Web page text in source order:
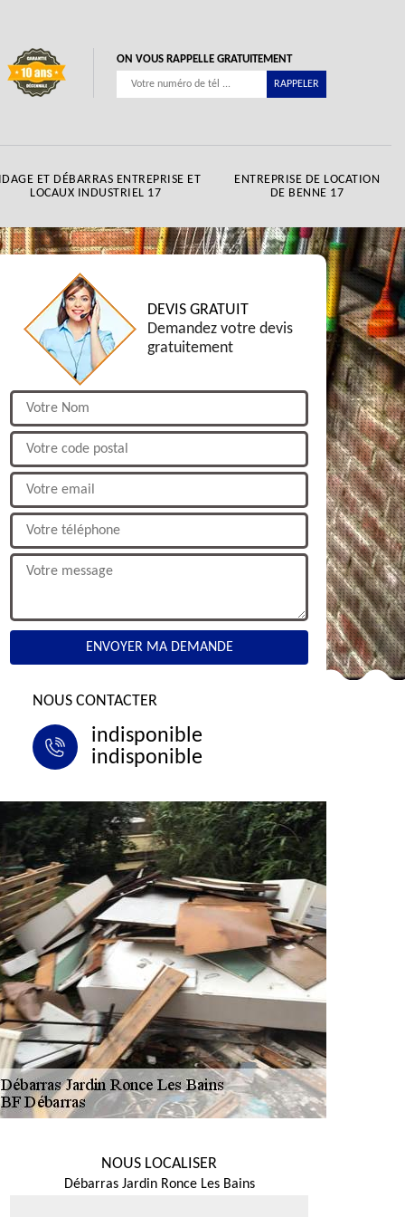
ON VOUS RAPPELLE GRATUITEMENT
ET DÉBARRAS ENTREPRISE ET
LOCAUX INDUSTRIEL 17
ENTREPRISE DE LOCATION
DE BENNE 17
DEVIS GRATUIT
Demandez votre devis
gratuitement
NOUS CONTACTER
indisponible
indisponible
NOUS LOCALISER
Débarras Jardin Ronce Les Bains